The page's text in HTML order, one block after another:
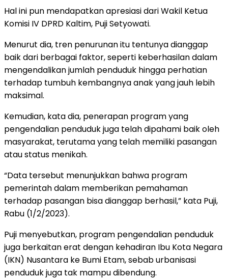
Hal ini pun mendapatkan apresiasi dari Wakil Ketua
Komisi IV DPRD Kaltim, Puji Setyowati.
Menurut dia, tren penurunan itu tentunya dianggap
baik dari berbagai faktor, seperti keberhasilan dalam
mengendalikan jumlah penduduk hingga perhatian
terhadap tumbuh kembangnya anak yang jauh lebih
maksimal.
Kemudian, kata dia, penerapan program yang
pengendalian penduduk juga telah dipahami baik oleh
masyarakat, terutama yang telah memiliki pasangan
atau status menikah.
“Data tersebut menunjukkan bahwa program
pemerintah dalam memberikan pemahaman
terhadap pasangan bisa dianggap berhasil,” kata Puji,
Rabu (1/2/2023).
Puji menyebutkan, program pengendalian penduduk
juga berkaitan erat dengan kehadiran Ibu Kota Negara
(IKN) Nusantara ke Bumi Etam, sebab urbanisasi
penduduk juga tak mampu dibendung.